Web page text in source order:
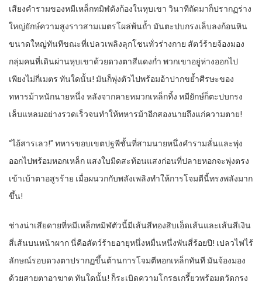
เสียงคำรามของหมีเหล็กทมิฬดังก้องในหุบเขา วินาทีถัดมาก็ปรากฏร่าง
ใหญ่ยักษ์ความสูงราวสามเมตรโผล่พ้นถ้ำ มันตะปบกรงเล็บลงก้อนหิน
ขนาดใหญ่ทันทีขณะที่เปลวเพลิงลุกโชนทั่วร่างกาย สัตว์ร้ายจ้องมอง
กลุ่มคนที่เดินผ่านหุบเขาด้วยดวงตาสีแดงก่ำ พวกเขาอยู่ห่างออกไป
เพียงไม่กี่เมตร ทันใดนั้น! มันก็พุ่งตัวไปพร้อมอ้าปากขย้ำศีรษะของ
ทหารม้าหนักนายหนึ่ง หลังจากคายหมวกเหล็กทิ้ง หมียักษ์ก็ตะปบกรง
เล็บแหลมอย่างรวดเร็วจนทำให้ทหารม้าอีกสองนายถึงแก่ความตาย!
“ไอ้สารเลว!” ทหารขอบเขตปฐพีชั้นที่สามนายหนึ่งคำรามลั่นและพุ่ง
ออกไปพร้อมหอกเหล็ก แสงใบมีดสะท้อนแสงก่อนที่ปลายหอกจะพุ่งตรง
เข้าเบ้าตาอสูรร้าย เมื่อผนวกกับพลังเพลิงทำให้การโจมตีนี้ทรงพลังมาก
ขึ้น!
ช่างน่าเสียดายที่หมีเหล็กทมิฬตัวนี้มีเส้นสีทองสิบเอ็ดเส้นและเส้นสีเงิน
สี่เส้นบนหน้าผาก นี่คือสัตว์ร้ายอายุหนึ่งหมื่นหนึ่งพันสี่ร้อยปี! เปลวไฟไร้
ลักษณ์รอบดวงตาปรากฏขึ้นต้านการโจมตีหอกเหล็กทันที มันจ้องมอง
ด้วยสายตาอาฆาต ทันใดนั้น! ก็ระเบิดความโกรธเกรี้ยวพร้อมตวัดกรง